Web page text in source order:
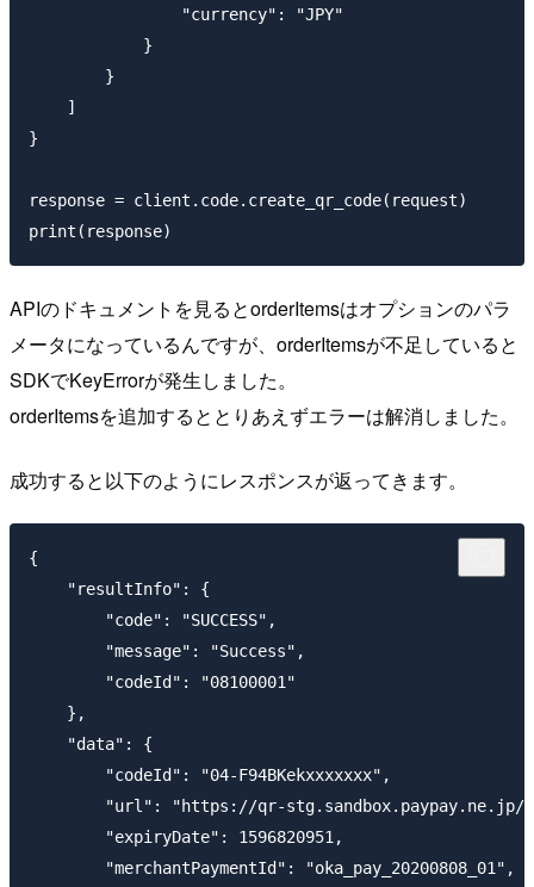
                "currency": "JPY"
            }
        }
    ]
}
response = client.code.create_qr_code(request)
APIのドキュメントを見るとorderItemsはオプションのパラ
メータになっているんですが、orderItemsが不足していると
SDKでKeyErrorが発生しました。
orderItemsを追加するととりあえずエラーは解消しました。
成功すると以下のようにレスポンスが返ってきます。
{
    "resultInfo": {
        "code": "SUCCESS",
        "message": "Success",
        "codeId": "08100001"
    },
    "data": {
        "codeId": "04-F94BKekxxxxxxx",
"url": "https://qr-stg.sandbox.paypay.ne.jp/
        "expiryDate": 1596820951,
        "merchantPaymentId": "oka_pay_20200808_01",